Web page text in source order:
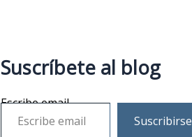
Suscríbete al blog
Escribe email
Suscribirse